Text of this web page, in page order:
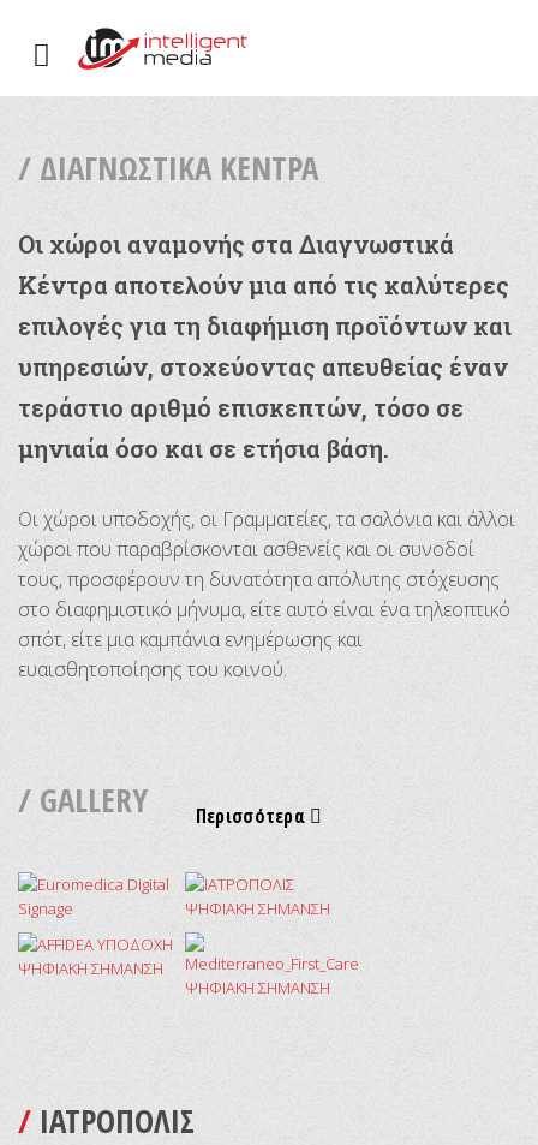
ΔΙΑΓΝΩΣΤΙΚΑ
ΚΕΝΤΡΑ
ΜΑΙΕΥΤΙΚΈΣ ΚΛΙΝΙΚΈΣ ΠΑΙΔΙΑΤΡΙΚΈΣ ΚΛΙΝΙΚΈΣ
ΓΕΝΙΚΈΣ ΚΛΙΝΙΚΈΣ
ΔΙΑΓΝΩΣΤΙΚΆ ΚΈΝΤΡΑ
/ ΔΙΑΓΝΩΣΤΙΚΑ ΚΕΝΤΡΑ
Οι χώροι αναμονής στα Διαγνωστικά
Κέντρα αποτελούν μια από τις καλύτερες
επιλογές για τη διαφήμιση προϊόντων και
υπηρεσιών, στοχεύοντας απευθείας έναν
τεράστιο αριθμό επισκεπτών, τόσο σε
μηνιαία όσο και σε ετήσια βάση.
Οι χώροι υποδοχής, οι Γραμματείες, τα σαλόνια και άλλοι
χώροι που παραβρίσκονται ασθενείς και οι συνοδοί
τους, προσφέρουν τη δυνατότητα απόλυτης στόχευσης
στο διαφημιστικό μήνυμα, είτε αυτό είναι ένα τηλεοπτικό
σπότ, είτε μια καμπάνια ενημέρωσης και
ευαισθητοποίησης του κοινού.
/ GALLERY Περισσότερα
/ ΙΑΤΡΟΠΟΛΙΣ